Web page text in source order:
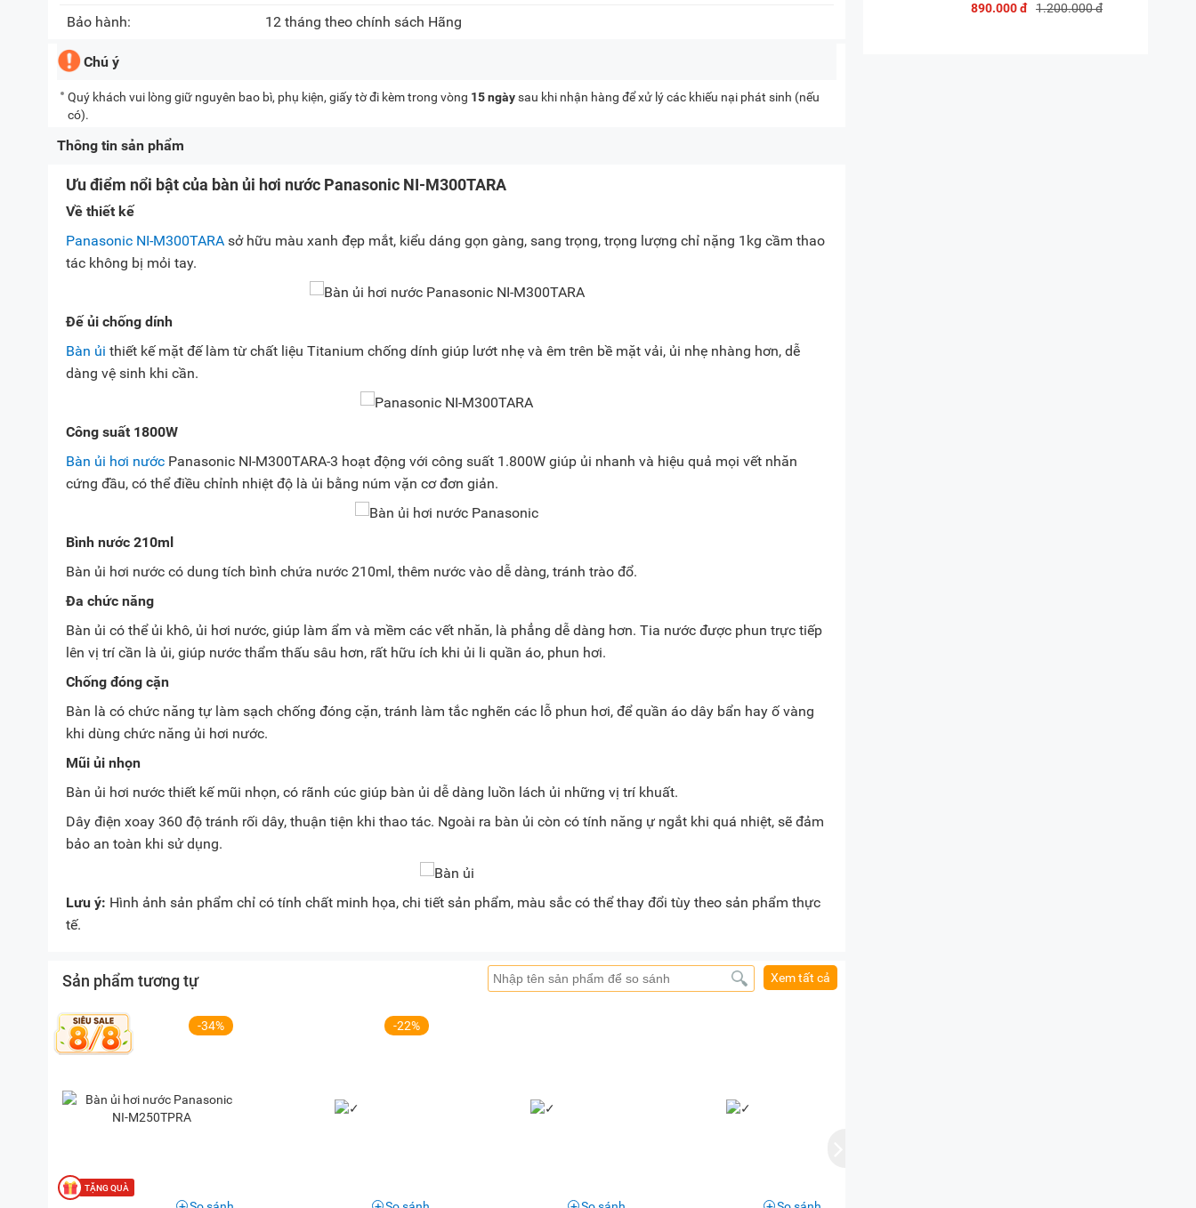
Bảo hành: 12 tháng theo chính sách Hãng
Chú ý
Quý khách vui lòng giữ nguyên bao bì, phụ kiện, giấy tờ đi kèm trong vòng 15 ngàysau khi nhận hàng để xử lý các khiếu nại phát sinh (nếu
có).
Thông tin sản phẩm
Ưu điểm nổi bật của bàn ủi hơi nước Panasonic NI-M300TARA
Về thiết kế
Panasonic NI-M300TARA sở hữu màu xanh đẹp mắt, kiểu dáng gọn gàng, sang trọng, trọng lượng chỉ nặng 1kg cầm thao
tác không bị mỏi tay.
Đế ủi chống dính
Bàn ủi thiết kế mặt đế làm từ chất liệu Titanium chống dính giúp lướt nhẹ và êm trên bề mặt vải, ủi nhẹ nhàng hơn, dễ
dàng vệ sinh khi cần.
Công suất 1800W
Bàn ủi hơi nước Panasonic NI-M300TARA-3 hoạt động với công suất 1.800W giúp ủi nhanh và hiệu quả mọi vết nhăn
cứng đầu, có thể điều chỉnh nhiệt độ là ủi bằng núm vặn cơ đơn giản.
Bình nước 210ml
Bàn ủi hơi nước có dung tích bình chứa nước 210ml, thêm nước vào dễ dàng, tránh trào đổ.
Đa chức năng
Bàn ủi có thể ủi khô, ủi hơi nước, giúp làm ẩm và mềm các vết nhăn, là phẳng dễ dàng hơn. Tia nước được phun trực tiếp
lên vị trí cần là ủi, giúp nước thẩm thấu sâu hơn, rất hữu ích khi ủi li quần áo, phun hơi.
Chống đóng cặn
Bàn là có chức năng tự làm sạch chống đóng cặn, tránh làm tắc nghẽn các lỗ phun hơi, để quần áo dây bẩn hay ố vàng
khi dùng chức năng ủi hơi nước.
Mũi ủi nhọn
Bàn ủi hơi nước thiết kế mũi nhọn, có rãnh cúc giúp bàn ủi dễ dàng luồn lách ủi những vị trí khuất.
Dây điện xoay 360 độ tránh rối dây, thuận tiện khi thao tác. Ngoài ra bàn ủi còn có tính năng ự ngắt khi quá nhiệt, sẽ đảm
bảo an toàn khi sử dụng.
Lưu ý: Hình ảnh sản phẩm chỉ có tính chất minh họa, chi tiết sản phẩm, màu sắc có thể thay đổi tùy theo sản phẩm thực
tế.
Sản phẩm tương tự Xem tất cả
-34% -22%
890.000 đ 1.200.000 đ